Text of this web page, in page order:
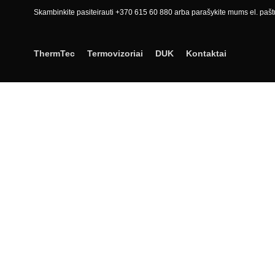
Skambinkite pasiteirauti +370 615 60 880 arba parašykite mums el.
ThermTec Termovizoriai DUK Kontaktai